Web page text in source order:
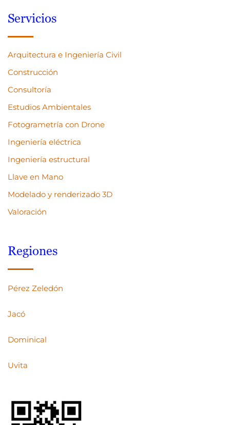
Servicios
Arquitectura e Ingeniería Civil
Construcción
Consultoría
Estudios Ambientales
Fotogrametría con Drone
Ingeniería eléctrica
Ingeniería estructural
Llave en Mano
Modelado y renderizado 3D
Valoración
Regiones
Pérez Zeledón
Jacó
Dominical
Uvita